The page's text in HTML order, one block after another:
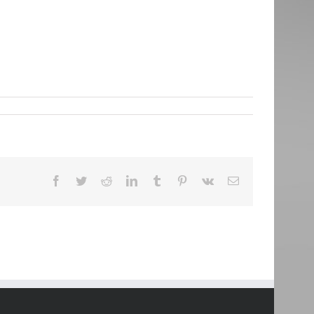
Facebook
TwitterRedditLinkedInTumblr Pinterest
Vk Email